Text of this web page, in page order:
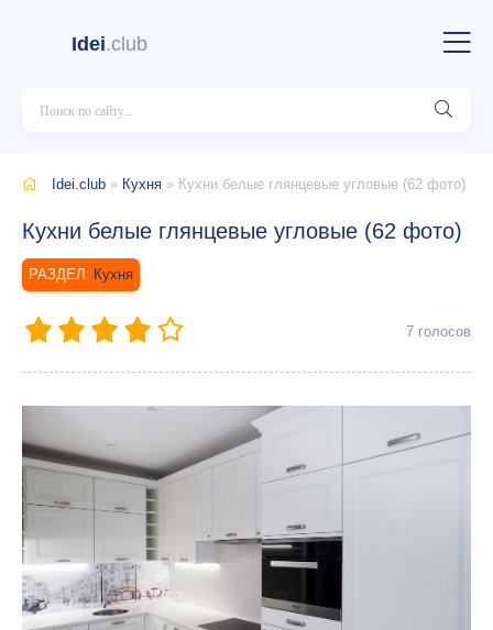
Idei.club
Idei.club » Кухня » Кухни белые глянцевые угловые (62 фото)
Кухни белые глянцевые угловые (62 фото)
Кухня
7 голосов